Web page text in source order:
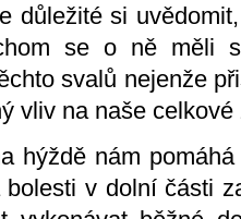
důležité si
se o ně měli
svalů nejenže
vliv na naše
hýždě nám
bolesti v dolní části